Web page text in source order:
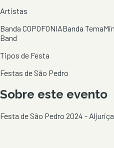
Artistas
Banda COPOFONIABanda Tema
Band
Tipos de Festa
Festas de São Pedro
Sobre este evento
Festa de São Pedro 2024 - Aljuriça